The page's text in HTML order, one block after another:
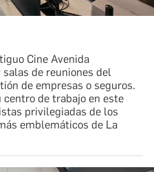
Cine Avenida
de reuniones del
de empresas o seguros.
de trabajo en este
privilegiadas de los
emblemáticos de La